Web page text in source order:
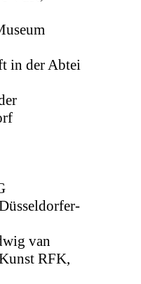
in der Abtei
van
RFK,